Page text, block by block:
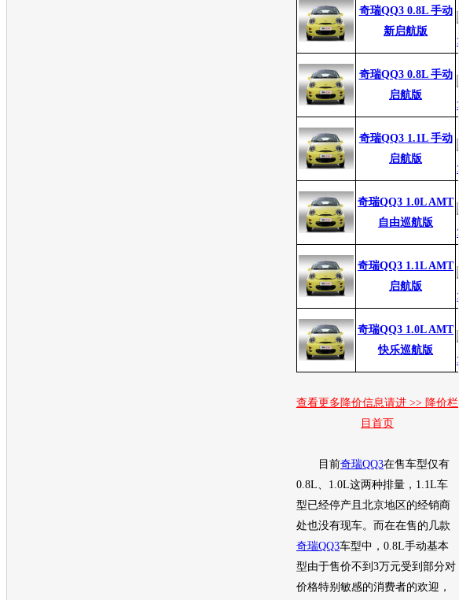
奇瑞QQ3 0.8L 手动
新启航版
奇瑞QQ3 0.8L 手动
启航版
奇瑞QQ3 1.1L 手动
启航版
奇瑞QQ3 1.0L AMT
自由巡航版
奇瑞QQ3 1.1L AMT
启航版
奇瑞QQ3 1.0L AMT
快乐巡航版
查看更多降价信息请进 >> 降价栏
目首页
目前奇瑞QQ3在售车型仅有
0.8L、1.0L这两种排量，1.1L车
型已经停产且北京地区的经销商
处也没有现车。而在在售的几款
奇瑞QQ3车型中，0.8L手动基本
型由于售价不到3万元受到部分对
价格特别敏感的消费者的欢迎，